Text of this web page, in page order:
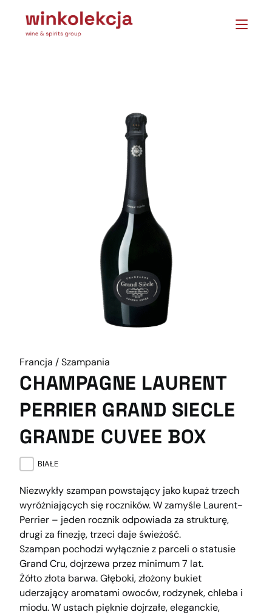
Francja / Szampania
CHAMPAGNE LAURENT
PERRIER GRAND SIECLE
GRANDE CUVEE BOX
BIAŁE
Niezwykły szampan powstający jako kupaż trzech
wyróżniających się roczników. W zamyśle Laurent-
Perrier – jeden rocznik odpowiada za strukturę,
drugi za finezję, trzeci daje świeżość.
Szampan pochodzi wyłącznie z parceli o statusie
Grand Cru, dojrzewa przez minimum 7 lat.
Żółto złota barwa. Głęboki, złożony bukiet
uderzający aromatami owoców, rodzynek, chleba i
miodu. W ustach pięknie dojrzałe, eleganckie,